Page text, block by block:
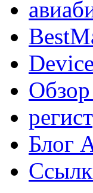
Блог